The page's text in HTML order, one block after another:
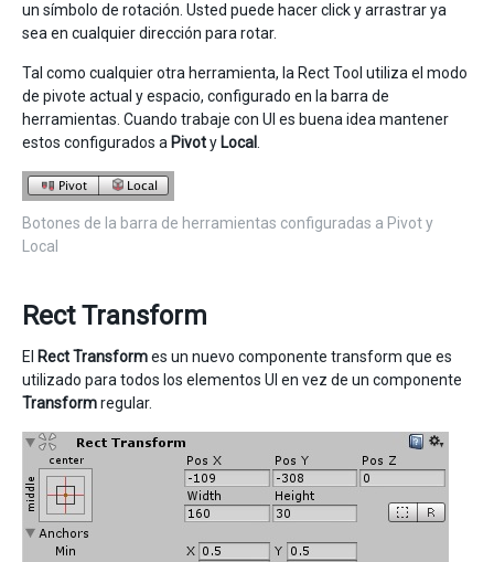
un símbolo de rotación. Usted puede hacer click y arrastrar ya
sea en cualquier dirección para rotar.
Tal como cualquier otra herramienta, la Rect Tool utiliza el modo
de pivote actual y espacio, configurado en la barra de
herramientas. Cuando trabaje con UI es buena idea mantener
estos configurados a Pivoty Local
Botones de la barra de herramientas configuradas a Pivot y
Local
Rect Transform
El Rect Transformes un nuevo componente transform que es
utilizado para todos los elementos UI en vez de un componente
Transformregular.